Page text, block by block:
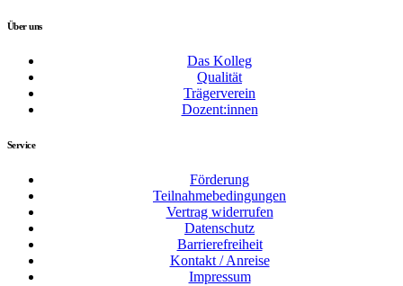
Über uns
Das Kolleg
Qualität
Trägerverein
Dozent:innen
Service
Förderung
Teilnahmebedingungen
Vertrag widerrufen
Datenschutz
Barrierefreiheit
Kontakt / Anreise
Impressum